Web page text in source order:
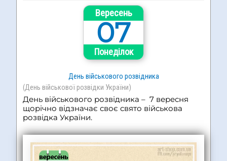
Вересень
07
Понеділок
День військового розвідника
(День військової розвідки України)
День військового розвідника – 7 вересня
щорічно відзначає своє свято військова
розвідка України.